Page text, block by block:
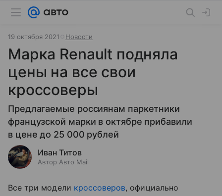
19 октября 2021 Новости
Марка Renault подняла
цены на все свои
кроссоверы
Предлагаемые россиянам паркетники
французской марки в октябре прибавили
в цене до 25 000 рублей
Иван Титов
Автор Авто Mail
Все три модели кроссоверов, официально